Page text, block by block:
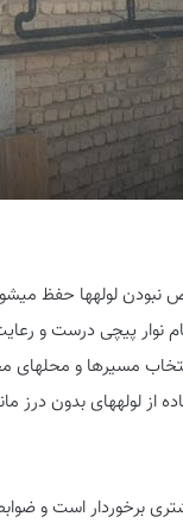
نبودن لولهها حفظ
نوار پیچی درست و
مسیرها و محلهای
از لولههای بدون درز
برخوردار است و